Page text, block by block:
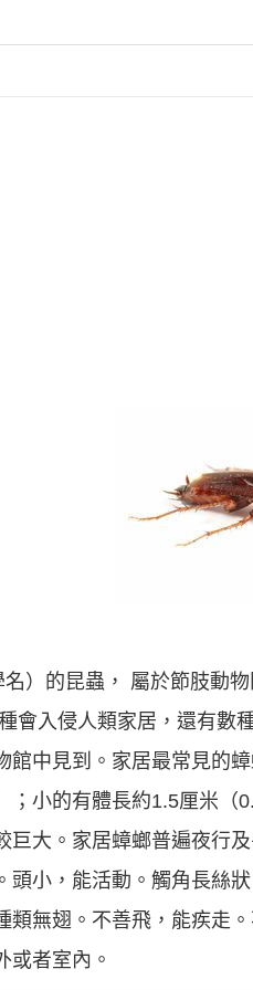
名）的昆蟲， 屬於節肢動
會入侵人類家居，還有數
館中見到。家居最常見的
；小的有體長約1.5厘米
巨大。家居蟑螂普遍夜行
頭小，能活動。觸角長絲
類無翅。不善飛，能疾走
或者室內。